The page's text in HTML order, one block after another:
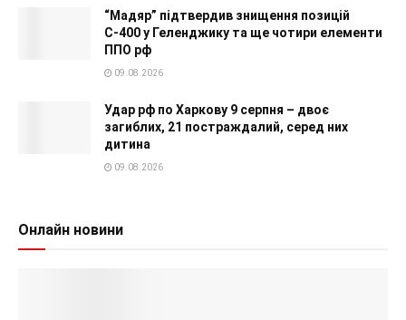
“Мадяр” підтвердив знищення позицій
С-400 у Геленджику та ще чотири елементи
ППО рф
09.08.2026
Удар рф по Харкову 9 серпня – двоє
загиблих, 21 постраждалий, серед них
дитина
09.08.2026
Онлайн новини